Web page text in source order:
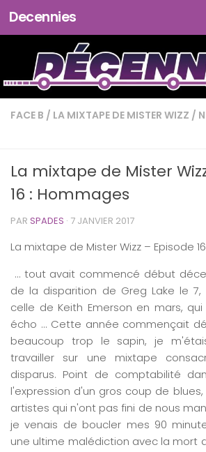
Skip to content
Decennies
FACE B / LA MIXTAPE DE MISTER WIZZ /
La mixtape de Mister
16 : Hommages
PAR SPADES · 7 JANVIER 2017
La mixtape de MisterWizz – Episode 16
… tout avait commencé début
de la disparition de Greg Lake le
celle de Keith Emerson en mars,
écho … Cette année commençait
beaucoup trop le sapin, je
travailler sur une mixtape
disparus. Point de comptabilité
l'expression d'un gros coup de
artistes qui n'ont pas fini de nous
je venais de boucler mes 90
une ultime malédiction avec la mort